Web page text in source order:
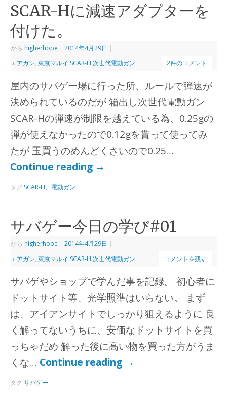
SCAR-Hに減速アダプターを
付けた。
から higherhope | 2014年4月29日 |
エアガン,東京マルイ SCAR-H 次世代電動ガン 2件のコメント
屋内のサバゲー場に行った所、ルールで弾速が
決められているのだが 箱出し次世代電動ガン
SCAR-Hの弾速が制限を越えている為、0.25gの
弾が使えなかったので0.12gを貰って使ってみ
たが 玉買うのめんどくさいので0.25…
Continue reading →
タグ SCAR-H、電動ガン
サバゲー今日の学び#01
から higherhope | 2014年4月29日 |
エアガン,東京マルイ SCAR-H 次世代電動ガン コメントを残す
サバゲやショップで学んだ事を記録。 初心者に
ドットサイト等、光学照準はいらない。 まず
は、アイアンサイトでしっかり狙えるように 良
く解ってないうちに、安価なドットサイトを買
っちゃだめ 解った後に高い物を買った方がうま
くな… Continue reading →
タグサバゲー